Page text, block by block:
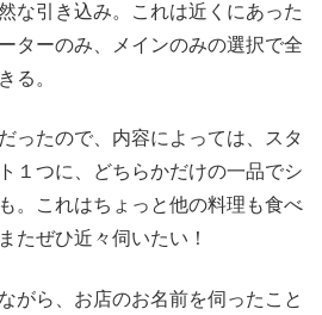
な引き込み。これは近くにあった
ターのみ、メインのみの選択で全
る。
ったので、内容によっては、スタ
１つに、どちらかだけの一品でシ
。これはちょっと他の料理も食べ
たぜひ近々伺いたい！
がら、お店のお名前を伺ったこと